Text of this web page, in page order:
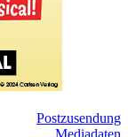
Postzusendung
Mediadaten